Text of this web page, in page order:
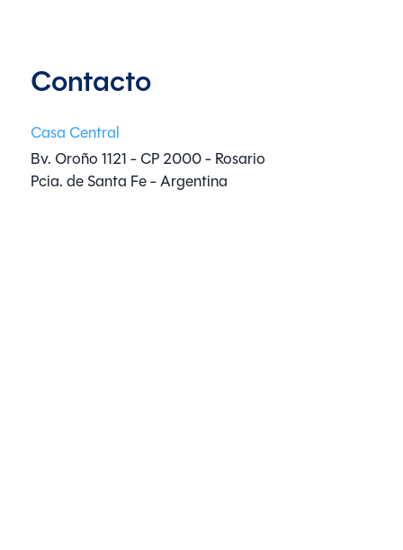
Contacto
Casa Central
Bv. Oroño 1121 - CP 2000 - Rosario
Pcia. de Santa Fe - Argentina